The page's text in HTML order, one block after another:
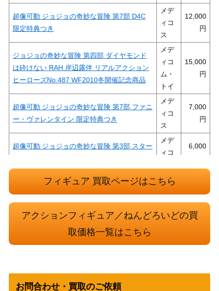
超像可動 ジョジョの奇妙な冒険 第7部 D4C
限定特典つき
メデ
ィコ
ス
12,000
ジョジョの奇妙な冒険 第四部 ダイヤモンド
は砕けない RAH 岸辺露伴 リアルアクション
ヒーローズNo.487 WF2010冬開催記念商品
メデ
ィコ
ム・
トイ
15,000
超像可動 ジョジョの奇妙な冒険 第7部 ファニ
ー・ヴァレンタイン 限定特典つき
メデ
ィコ
ス
7,000
超像可動 ジョジョの奇妙な冒険 第3部 スター
メデ
ィコ
6,000
超像可動 ジョジョの奇妙な冒険 第3部 空条承
メデ
ス
ロ・ツェペリ 限定生産版
メデ
ィ・ジョースター 限定特典つき
フィギュア 買取ページはこちら
アクションフィギュア／ねんどろいどの買
取価格一覧はこちら
お問合わせ・買取のご依頼